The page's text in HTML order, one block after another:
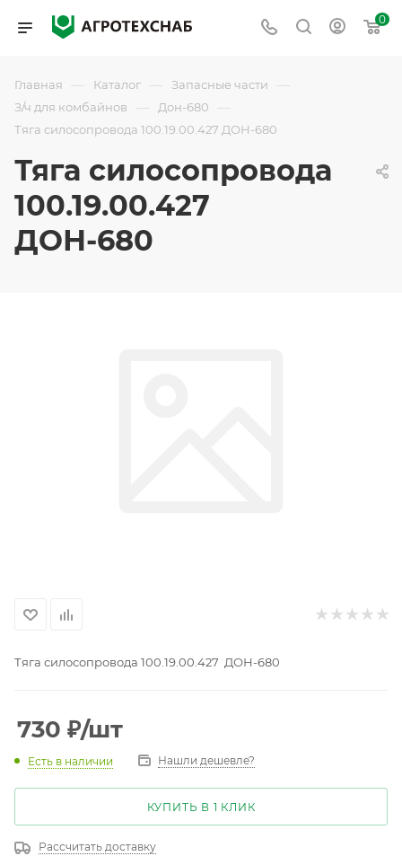
0
Главная — Каталог — Запасные части —
З/ч для комбайнов — Дон-680 —
Тяга силосопровода 100.19.00.427 ДОН-680
Тяга силосопровода
100.19.00.427
ДОН-680
Тяга силосопровода 100.19.00.427 ДОН-680
730 ₽/шт
Есть в наличии Нашли дешевле?
КУПИТЬ В 1 КЛИК
Рассчитать доставку